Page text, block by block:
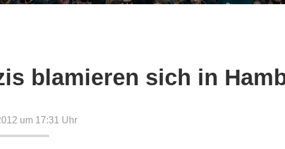
blamieren sich in
um 17:31 Uhr